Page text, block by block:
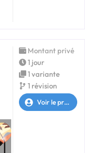
Montant privé
1 jour
1 variante
1 révision
Voir le profil